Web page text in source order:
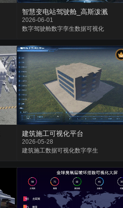
智慧变电站驾驶舱_高斯泼溅
2026-06-01
数字驾驶舱数字孪生数据可视化
建筑施工可视化平台
2026-05-28
建筑施工数据可视化数字孪生